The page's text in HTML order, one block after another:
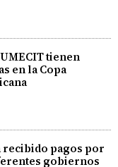
tienen
en la Copa
recibido pagos por
gobiernos